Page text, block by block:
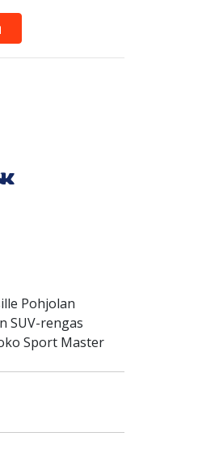
Pohjolan
SUV-rengas
Sport Master